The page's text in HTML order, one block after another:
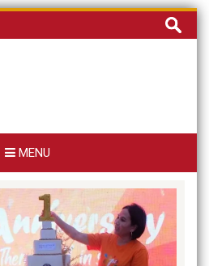
Cari
untuk:
MENU